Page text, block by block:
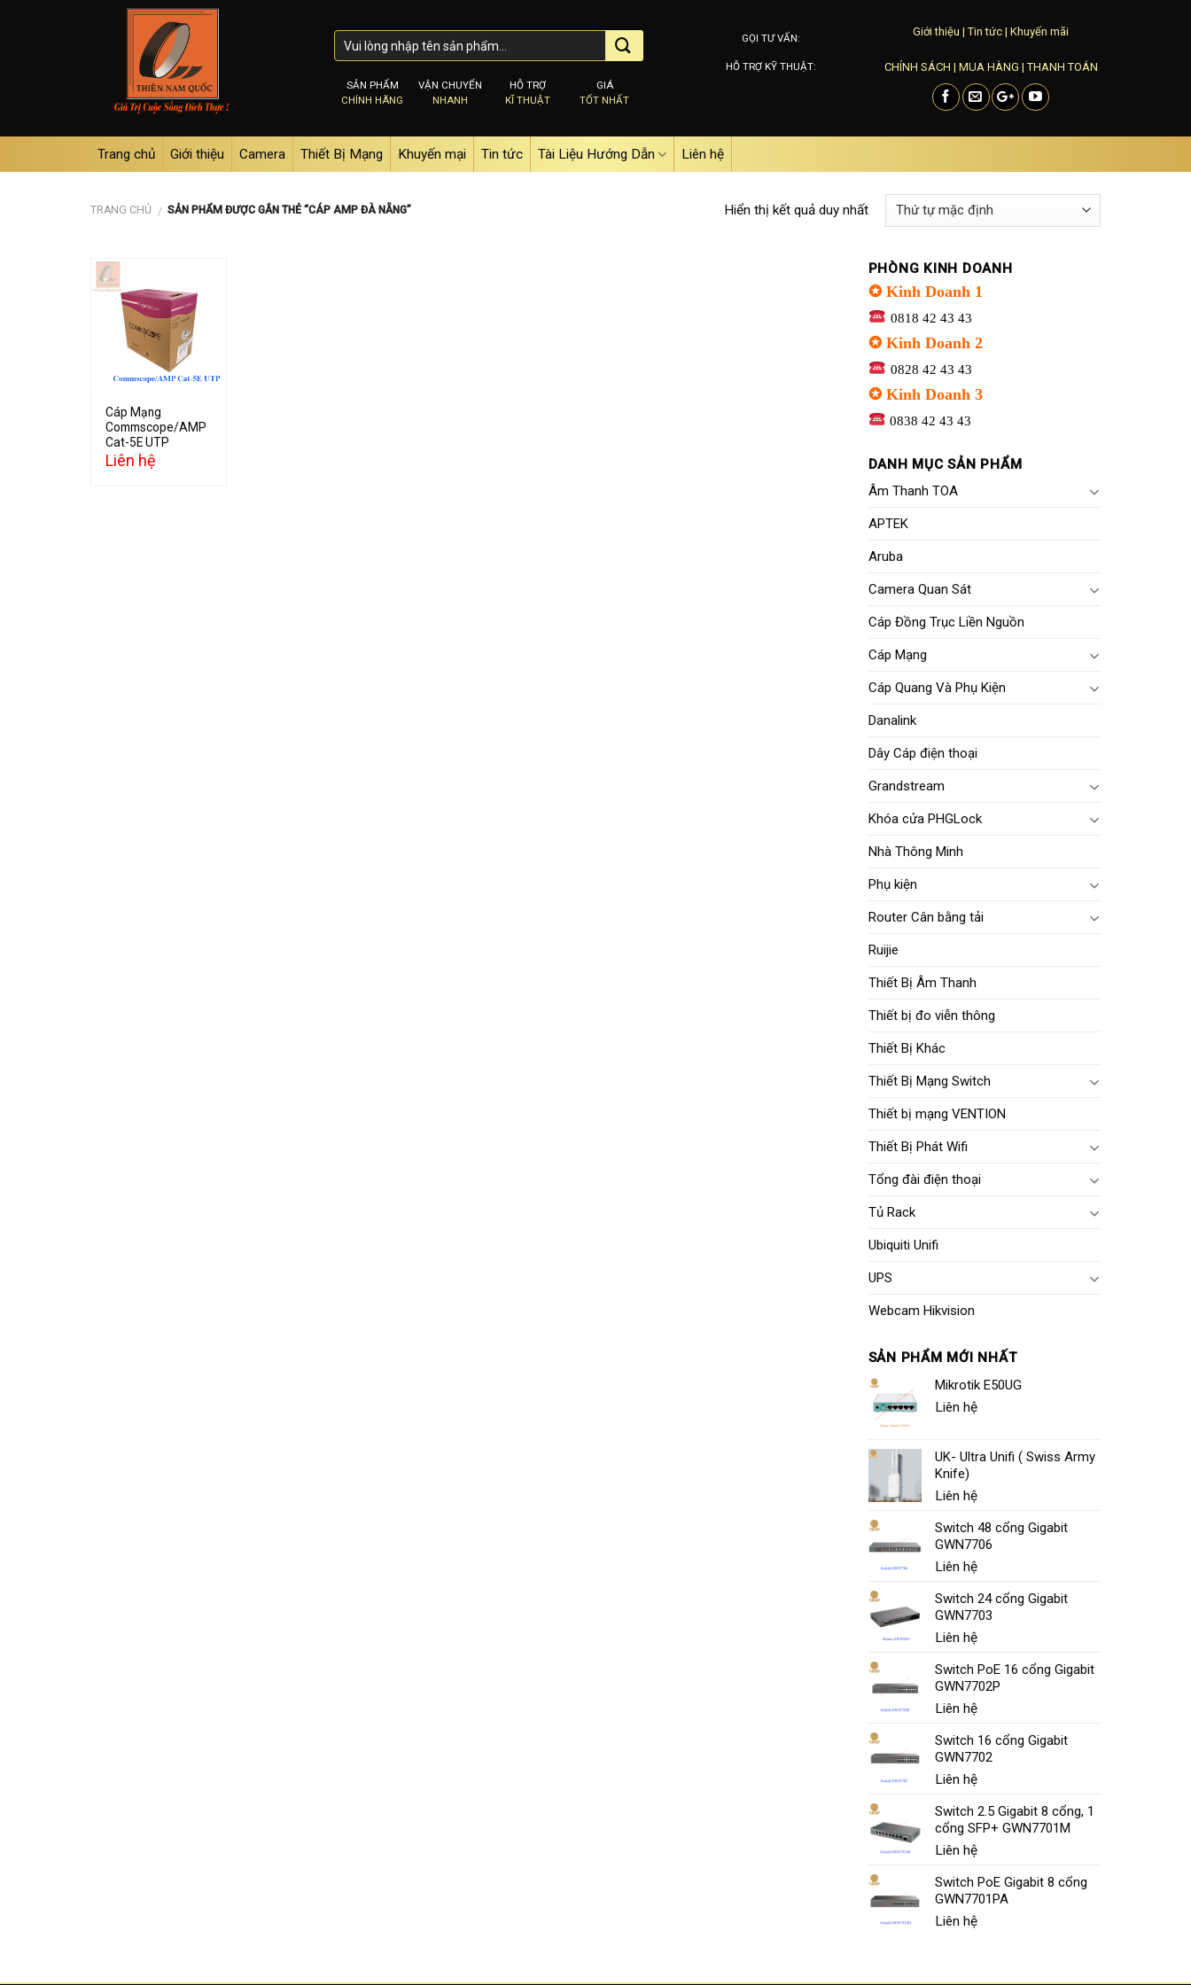
SẢN PHẨM
CHÍNH HÃNG
VẬN CHUYỂN
NHANH
HỖ TRỢ
KĨ THUẬT
GIÁ
TỐT NHẤT
GỌI TƯ VẤN:
HỖ TRỢ KỸ THUẬT:
Giới thiệu |Tin tức | Khuyến mãi
CHÍNH SÁCH | MUA HÀNG |THANH TOÁN
Trang chủ Giới thiệu Camera Thiết Bị Mạng Khuyến mại Tin tức Tài Liệu Hướng Dẫn Liên hệ
TRANG CHỦ / SẢN PHẨM ĐƯỢC GẮN THẺ “CÁP AMP ĐÀ NẴNG” Hiển thị kết quả duy nhất
Add to
wishlist
Cáp Mạng
Commscope/AMP
Cat-5E UTP
Liên hệ
PHÒNG KINH DOANH
✪ Kinh Doanh 1
0818 42 43 43
✪ Kinh Doanh 2
0828 42 43 43
✪ Kinh Doanh 3
0838 42 43 43
DANH MỤC SẢN PHẨM
Âm Thanh TOA
APTEK
Aruba
Camera Quan Sát
Cáp Đồng Trục Liền Nguồn
Cáp Mạng
Cáp Quang Và Phụ Kiện
Danalink
Dây Cáp điện thoại
Grandstream
Khóa cửa PHGLock
Nhà Thông Minh
Phụ kiện
Router Cân bằng tải
Ruijie
Thiết Bị Âm Thanh
Thiết bị đo viễn thông
Thiết Bị Khác
Thiết Bị Mạng Switch
Thiết bị mạng VENTION
Thiết Bị Phát Wifi
Tổng đài điện thoại
Tủ Rack
Ubiquiti Unifi
UPS
Webcam Hikvision
SẢN PHẨM MỚI NHẤT
Mikrotik E50UG
Liên hệ
UK- Ultra Unifi ( Swiss Army
Knife)
Liên hệ
Switch 48 cổng Gigabit
GWN7706
Liên hệ
Switch 24 cổng Gigabit
GWN7703
Liên hệ
Switch PoE 16 cổng Gigabit
GWN7702P
Liên hệ
Switch 16 cổng Gigabit
GWN7702
Liên hệ
Switch 2.5 Gigabit 8 cổng, 1
cổng SFP+ GWN7701M
Liên hệ
Switch PoE Gigabit 8 cổng
GWN7701PA
Liên hệ